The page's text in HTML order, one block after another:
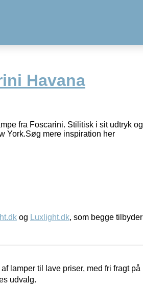
Havana
fra Foscarini. Stilitisk i sit udtryk og
York.Søg mere inspiration her
og Luxlight.dk, som begge tilbyder
lamper til lave priser, med fri fragt på
udvalg.